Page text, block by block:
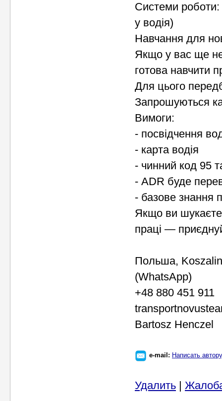
Системи
у водія)
Навчання для
Якщо у вас ще
готова навчити
Для цього
Запрошуються
Вимоги:
- посвідчення
- карта водія
- чинний код 95
- ADR буде
- базове знання
Якщо ви шукаєте
праці —
Польша, Koszalin
(WhatsApp)
+48 880 451 911
Bartosz Henczel
e-mail: Написать автору
Удалить |